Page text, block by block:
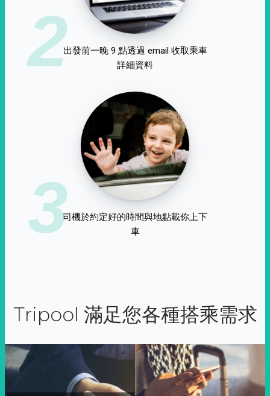
2出發前一晚 9 點透過 email 收取乘車
詳細資料
3司機於約定好的時間與地點載你上下
車
Tripool 滿足您各種搭乘需求